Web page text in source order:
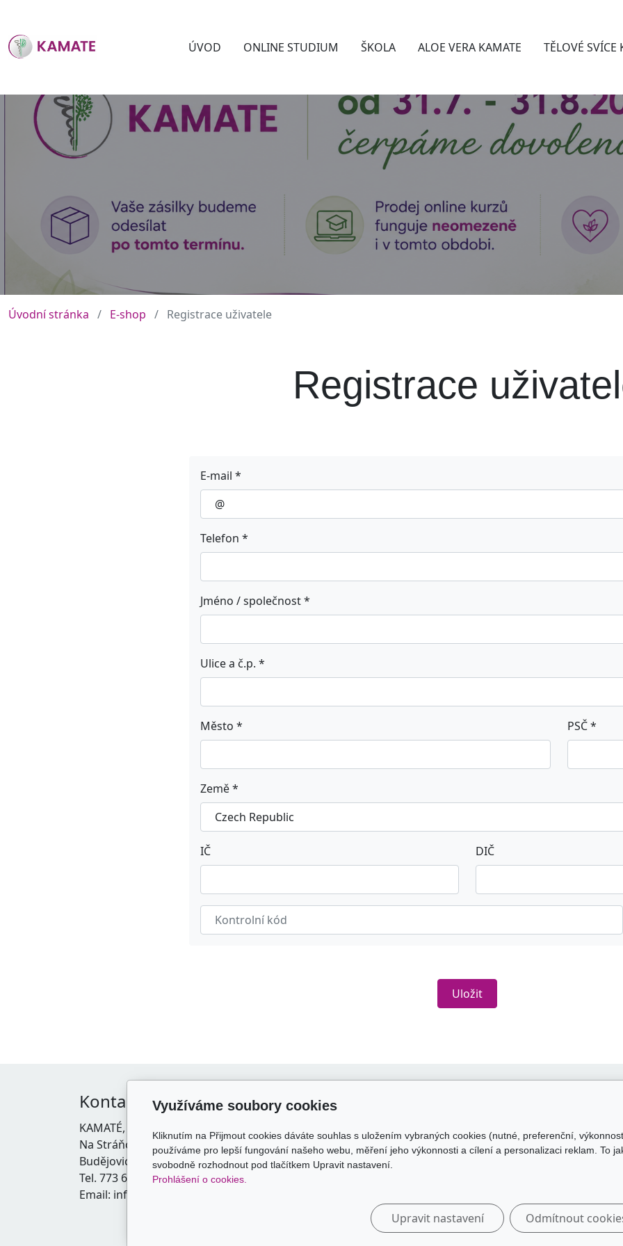
ÚVOD ONLINE STUDIUM ŠKOLA ALOE VERA KAMATE TĚLOVÉ SVÍCE
Úvodní stránka E-shop Registrace uživatele
Registrace
E-mail *
Telefon *
Jméno / společnost *
Ulice a č.p. *
Město * PSČ *
Země *
IČ DIČ
Uložit
Kontakt
KAMATÉ, s.r.o.
Na Stráňce 1798/23, České
Budějovice 370 05
Tel. 773 669 687
Email: info@kamate.cz
Vše o nákupu
Zásady zpracování osobních údajů
Doprava a platba
skolakamate.online
Využíváme soubory cookies
Kliknutím na Přijmout cookies dáváte souhlas s uložením vybraných cookies (nutné, preferenční,
používáme pro lepší fungování našeho webu, měření jeho výkonnosti a cílení a personalizaci reklam. To
svobodně rozhodnout pod tlačítkem Upravit nastavení.
Prohlášení o cookies.
Upravit nastavení Odmítnout